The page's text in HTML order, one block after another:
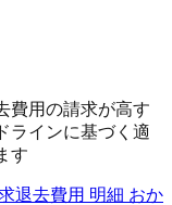
費用の請求が高す
ラインに基づく適
す
退去費用 明細 おか